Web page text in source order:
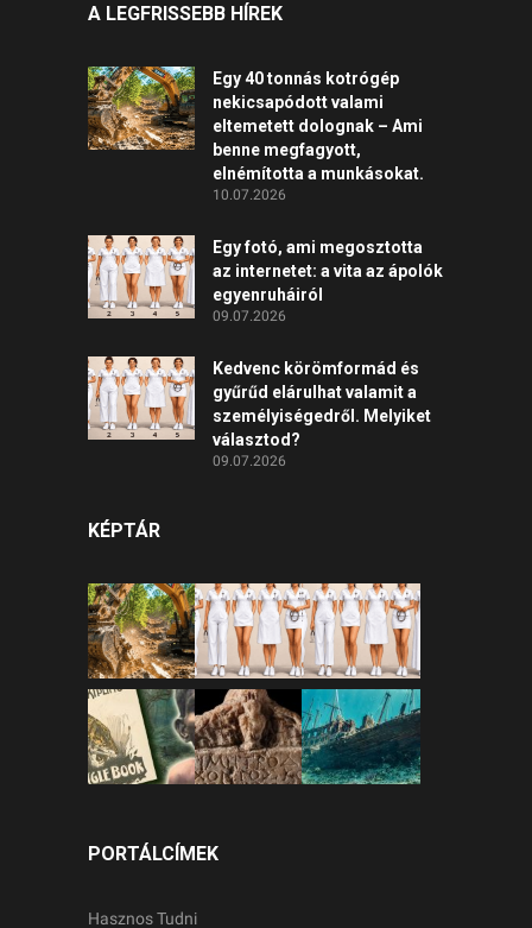
A LEGFRISSEBB HÍREK
Egy 40 tonnás kotrógép
nekicsapódott valami
eltemetett dolognak – Ami
benne megfagyott,
elnémította a munkásokat.
10.07.2026
Egy fotó, ami megosztotta
az internetet: a vita az ápolók
egyenruháiról
09.07.2026
Kedvenc körömformád és
gyűrűd elárulhat valamit a
személyiségedről. Melyiket
választod?
09.07.2026
KÉPTÁR
PORTÁLCÍMEK
Hasznos Tudni